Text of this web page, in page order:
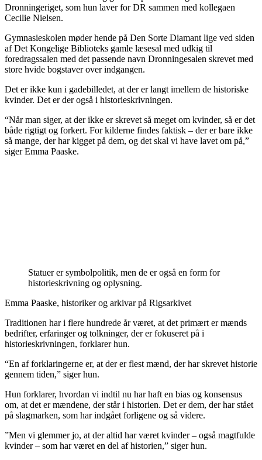
Dronningeriget, som hun laver for DR sammen med kollegaen
Cecilie Nielsen.
Gymnasieskolen møder hende på Den Sorte Diamant lige ved siden
af Det Kongelige Biblioteks gamle læsesal med udkig til
foredragssalen med det passende navn Dronningesalen skrevet med
store hvide bogstaver over indgangen.
Det er ikke kun i gadebilledet, at der er langt imellem de historiske
kvinder. Det er der også i historieskrivningen.
“Når man siger, at der ikke er skrevet så meget om kvinder, så er det
både rigtigt og forkert. For kilderne findes faktisk – der er bare ikke
så mange, der har kigget på dem, og det skal vi have lavet om på,”
siger Emma Paaske.
Statuer er symbolpolitik, men de er også en form for
historieskrivning og oplysning.
Emma Paaske, historiker og arkivar på Rigsarkivet
Traditionen har i flere hundrede år været, at det primært er mænds
bedrifter, erfaringer og tolkninger, der er fokuseret på i
historieskrivningen, forklarer hun.
“En af forklaringerne er, at der er flest mænd, der har skrevet historie
gennem tiden,” siger hun.
Hun forklarer, hvordan vi indtil nu har haft en bias og konsensus
om, at det er mændene, der står i historien. Det er dem, der har stået
på slagmarken, som har indgået forligene og så videre.
”Men vi glemmer jo, at der altid har været kvinder – også magtfulde
kvinder – som har været en del af historien,” siger hun.